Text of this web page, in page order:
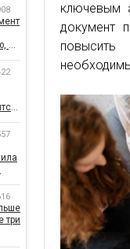
ключевым
документ
повысить
а
три